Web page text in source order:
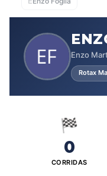
Enzo
Rotax
🏁
0
CORRIDAS